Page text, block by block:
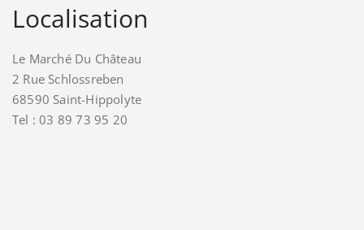
Localisation
Le Marché Du Château
2 Rue Schlossreben
68590 Saint-Hippolyte
Tel : 03 89 73 95 20